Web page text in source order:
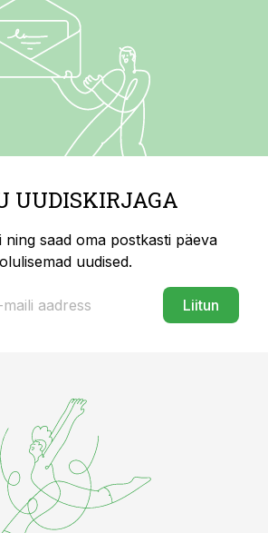
UUDISKIRJAGA
ning saad oma postkasti päeva
olulisemad uudised.
Liitun